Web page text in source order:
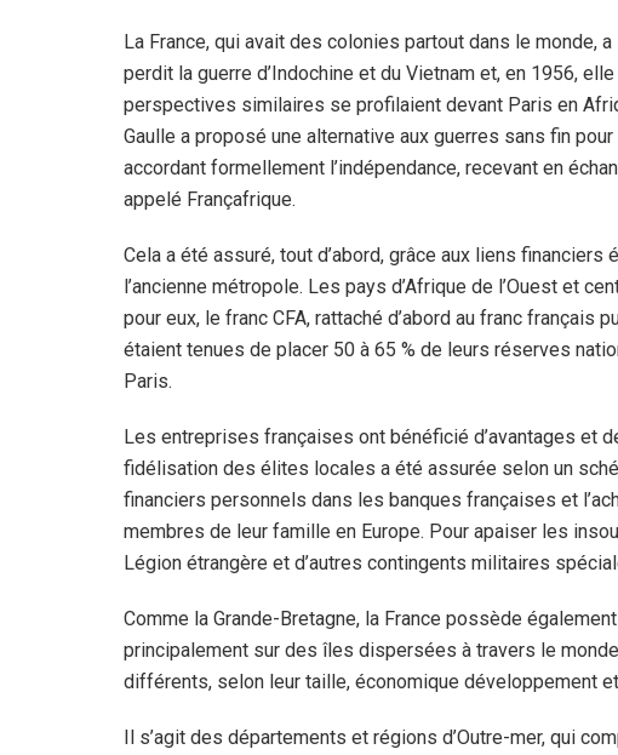
La France, qui avait des colonies partout dans le monde,
perdit la guerre d’Indochine et du Vietnam et, en 1956,
perspectives similaires se profilaient devant Paris en
Gaulle a proposé une alternative aux guerres sans fin
accordant formellement l’indépendance, recevant en
appelé Françafrique.
Cela a été assuré, tout d’abord, grâce aux liens
l’ancienne métropole. Les pays d’Afrique de l’Ouest et
pour eux, le franc CFA, rattaché d’abord au franc français
étaient tenues de placer 50 à 65 % de leurs réserves
Paris.
Les entreprises françaises ont bénéficié d’avantages et
fidélisation des élites locales a été assurée selon un
financiers personnels dans les banques françaises et
membres de leur famille en Europe. Pour apaiser les
Légion étrangère et d’autres contingents militaires
Comme la Grande-Bretagne, la France possède
principalement sur des îles dispersées à travers le
différents, selon leur taille, économique développement
Il s’agit des départements et régions d’Outre-mer, qui